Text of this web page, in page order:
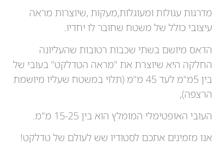
מדרגות עגולות ומעוגלות,מעקות ,שיוצרות מראה
עיצובי כולל של משטח שחובר לו יחדיו.
הדאס מיושם בשתי שכבות רטובות שהעליונה
החלקה היא שיוצרת את "מראה הטדלקט" בעובי של
בין 5מ"מ לעד 45 מ"מ (תלוי במשטח שעליו מיושמת
הרצפה),
העובי האופטימלי המומלץ הוא בין 15-25 מ"מ.
אנו מזמינים אתכם לסטודיו שש לעולם של טדלקט!